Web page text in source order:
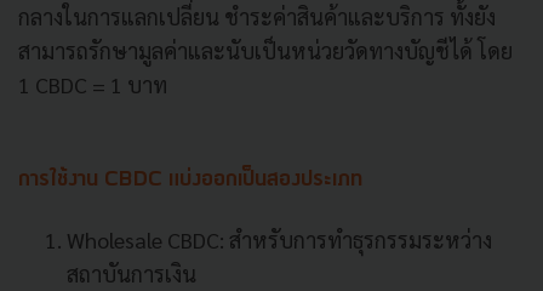
กลางในการแลกเปลี่ยน ชำระค่าสินค้าและบริการ ทั้งยัง
สามารถรักษามูลค่าและนับเป็นหน่วยวัดทางบัญชีได้ โดย
1 CBDC = 1 บาท
การใช้งาน CBDC แบ่งออกเป็นสองประเภท
Wholesale CBDC: สำหรับการทำธุรกรรมระหว่าง
สถาบันการเงิน